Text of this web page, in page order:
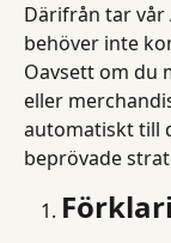
Därifrån tar vår
behöver inte
Oavsett om du
eller
automatiskt till
beprövade